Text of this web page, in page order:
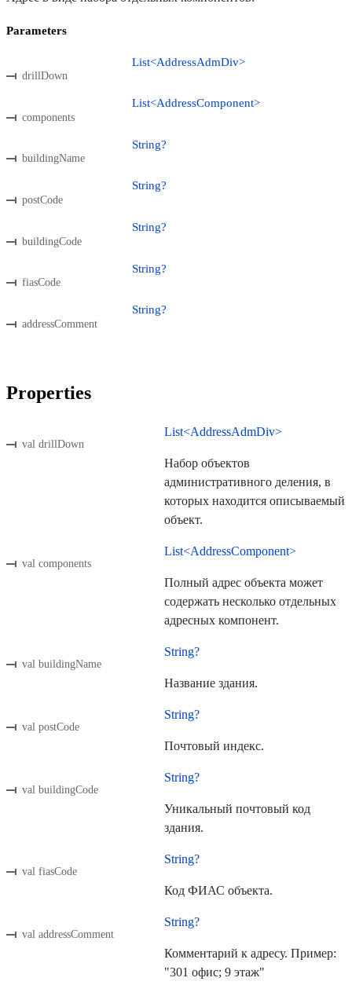
Parameters
drillDown
List<AddressAdmDiv>
components
List<AddressComponent>
buildingName
String?
postCode
String?
buildingCode
String?
fiasCode
String?
addressComment
String?
Properties
val drillDown
List<AddressAdmDiv>
Набор объектов
административного деления, в
которых находится описываемый
объект.
val components
List<AddressComponent>
Полный адрес объекта может
содержать несколько отдельных
адресных компонент.
val buildingName
String?
Название здания.
val postCode
String?
Почтовый индекс.
val buildingCode
String?
Уникальный почтовый код
здания.
val fiasCode
String?
Код ФИАС объекта.
val addressComment
String?
Комментарий к адресу. Пример:
"301 офис; 9 этаж"